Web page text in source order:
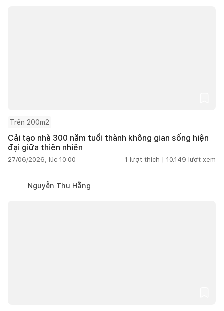
Trên 200m2
Cải tạo nhà 300 năm tuổi thành không gian sống hiện
đại giữa thiên nhiên
27/06/2026, lúc 10:00 1 lượt thích | 10.149 lượt xem
Nguyễn Thu Hằng